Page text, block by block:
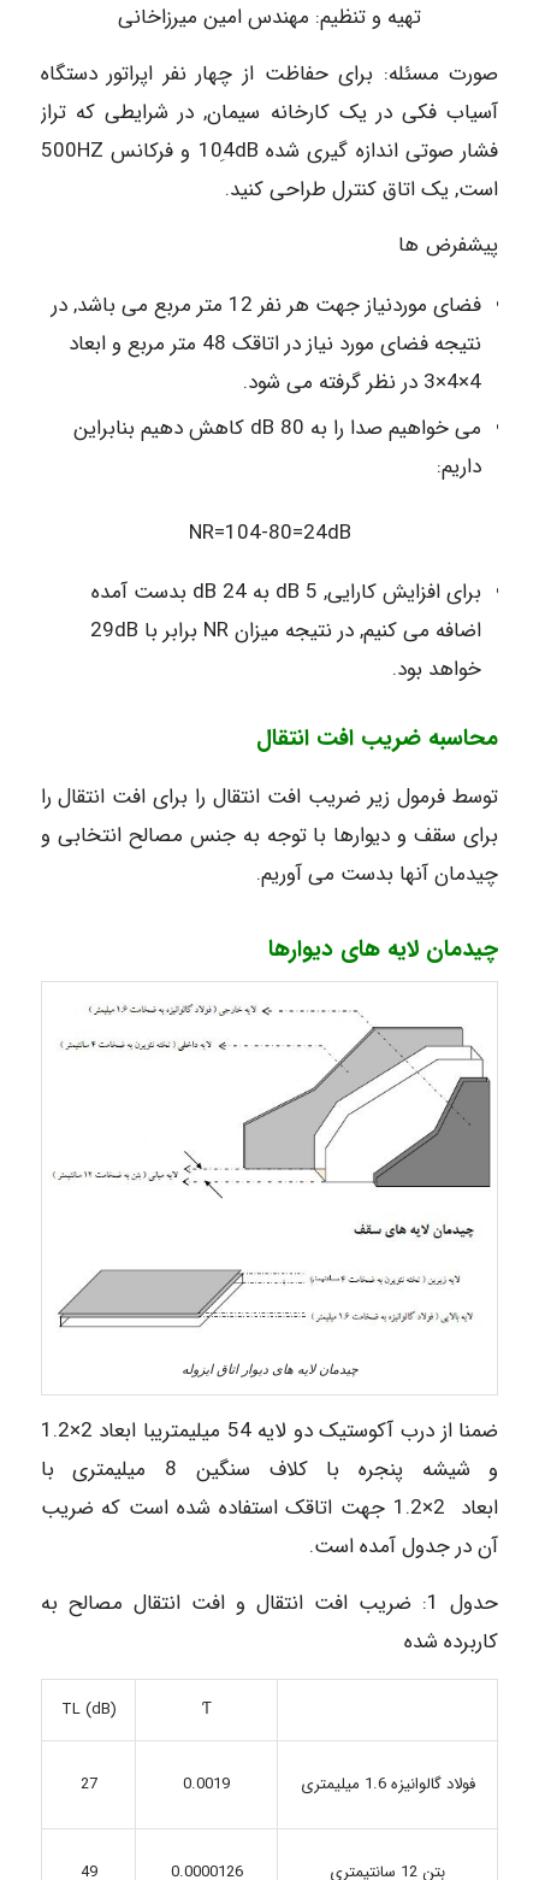
تهیه و تنظیم: مهندس امین میرزاخانی
صورت مسئله: برای حفاظت از چهار نفر اپراتور دستگاه
آسیاب فکی در یک کارخانه سیمان, در شرایطی که تراز
فشار صوتی اندازه گیری شده 104ِdB و فرکانس 500HZ
است, یک اتاق کنترل طراحی کنید.
پیشفرض ها
فضای موردنیاز جهت هر نفر 12 متر مربع می باشد, در
نتیجه فضای مورد نیاز در اتاقک 48 متر مربع و ابعاد
4×4×3 در نظر گرفته می شود.
می خواهیم صدا را به 80 dB کاهش دهیم بنابراین
داریم:
NR=104-80=24dB
برای افزایش کارایی, 5 dB به 24 dB بدست آمده
اضافه می کنیم, در نتیجه میزان NR برابر با 29dB
خواهد بود.
محاسبه ضریب افت انتقال
توسط فرمول زیر ضریب افت انتقال را برای افت انتقال را
برای سقف و دیوارها با توجه به جنس مصالح انتخابی و
چیدمان آنها بدست می آوریم.
چیدمان لایه های دیوارها
چیدمان لایه های دیوار اتاق ایزوله
ضمنا از درب آکوستیک دو لایه 54 میلیمتریبا ابعاد 2×1.2
و شیشه پنجره با کلاف سنگین 8 میلیمتری با
ابعاد 2×1.2 جهت اتاقک استفاده شده است که ضریب
آن در جدول آمده است.
حدول 1: ضریب افت انتقال و افت انتقال مصالح به
کاربرده شده
Ƭ
(TL (dB
فولاد گالوانیزه 1.6 میلیمتری 0.0019
27
بتن 12 سانتیمتری 0.0000126
49